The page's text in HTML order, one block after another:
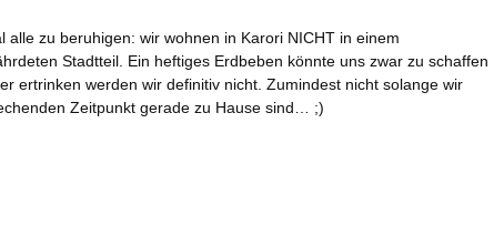
alle zu beruhigen: wir wohnen in Karori NICHT in einem
Stadtteil. Ein heftiges Erdbeben könnte uns zwar zu schaffen
ertrinken werden wir definitiv nicht. Zumindest nicht solange wir
Zeitpunkt gerade zu Hause sind… ;)